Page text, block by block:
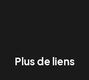
Plus de liens